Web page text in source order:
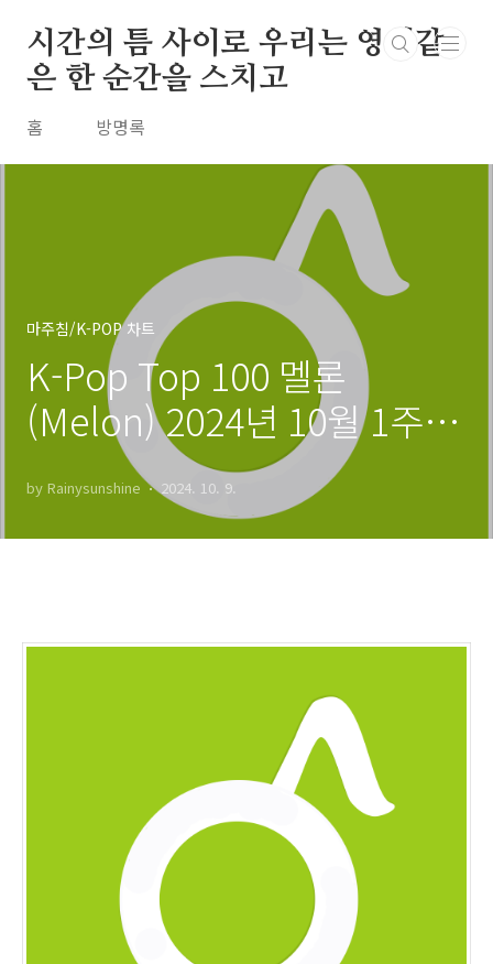
시간의 틈 사이로 우리는 영원같
은 한 순간을 스치고
홈 방명록
마주침/K-POP 차트
K-Pop Top 100 멜론
(Melon) 2024년 10월 1주차
주간 차트 20241006
by Rainysunshine 2024. 10. 9.